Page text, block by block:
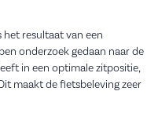
het resultaat van een
onderzoek gedaan naar de
in een optimale zitpositie,
maakt de fietsbeleving zeer